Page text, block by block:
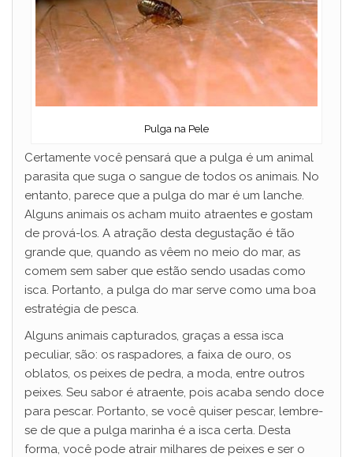
Pulga na Pele
Certamente você pensará que a pulga é um animal
parasita que suga o sangue de todos os animais. No
entanto, parece que a pulga do mar é um lanche.
Alguns animais os acham muito atraentes e gostam
de prová-los. A atração desta degustação é tão
grande que, quando as vêem no meio do mar, as
comem sem saber que estão sendo usadas como
isca. Portanto, a pulga do mar serve como uma boa
estratégia de pesca.
Alguns animais capturados, graças a essa isca
peculiar, são: os raspadores, a faixa de ouro, os
oblatos, os peixes de pedra, a moda, entre outros
peixes. Seu sabor é atraente, pois acaba sendo doce
para pescar. Portanto, se você quiser pescar, lembre-
se de que a pulga marinha é a isca certa. Desta
forma, você pode atrair milhares de peixes e ser o